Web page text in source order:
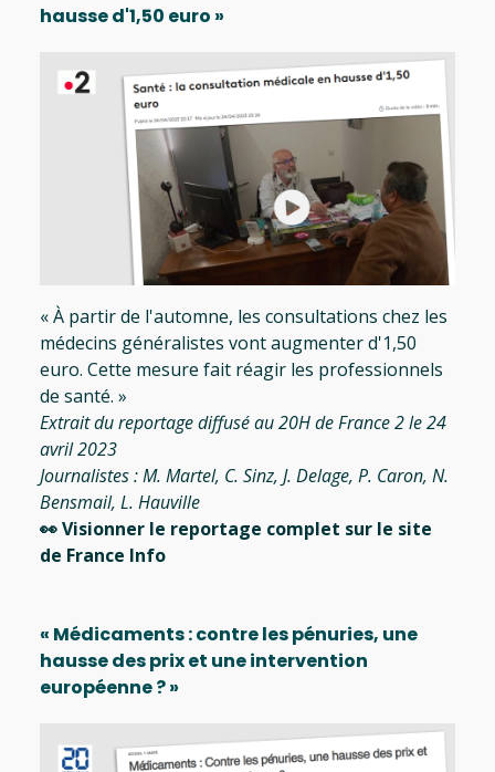
hausse d'1,50 euro »
« À partir de l'automne, les consultations chez les
médecins généralistes vont augmenter d'1,50
euro. Cette mesure fait réagir les professionnels
de santé. »
Extrait du reportage diffusé au 20H de France 2 le 24
avril 2023
Journalistes : M. Martel, C. Sinz, J. Delage, P. Caron, N.
Bensmail, L. Hauville
👀Visionner le reportage complet sur le site
de France Info
« Médicaments : contre les pénuries, une
hausse des prix et une intervention
européenne ? »